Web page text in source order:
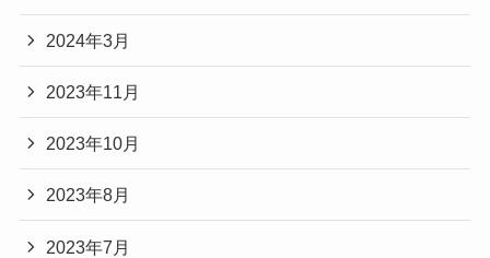
2024年3月
2023年11月
2023年10月
2023年8月
2023年7月